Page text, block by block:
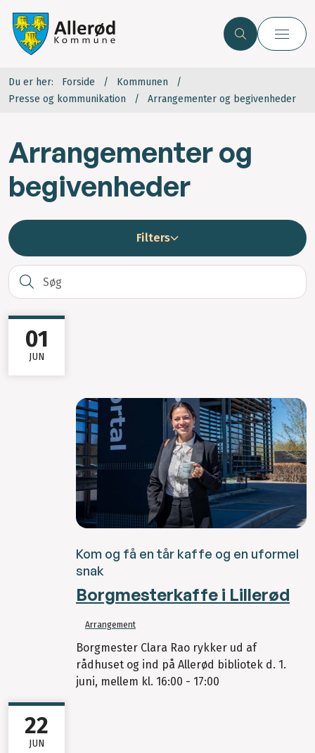
Du er her: Forside
Kommunen
Presse og kommunikation
Arrangementer og begivenheder
Arrangementer og
begivenheder
Filters
Kom og få en tår kaffe og en uformel
snak
Borgmesterkaffe i Lillerød
01
JUN
Arrangement
Borgmester Clara Rao rykker ud af
rådhuset og ind på Allerød bibliotek d. 1.
juni, mellem kl. 16:00 - 17:00
22
JUN